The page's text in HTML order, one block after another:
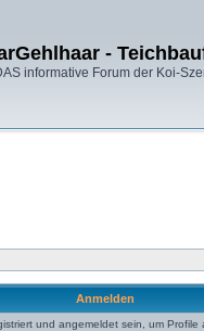
-
informative Forum der Koi-
Anmelden
und angemeldet sein, um Profile